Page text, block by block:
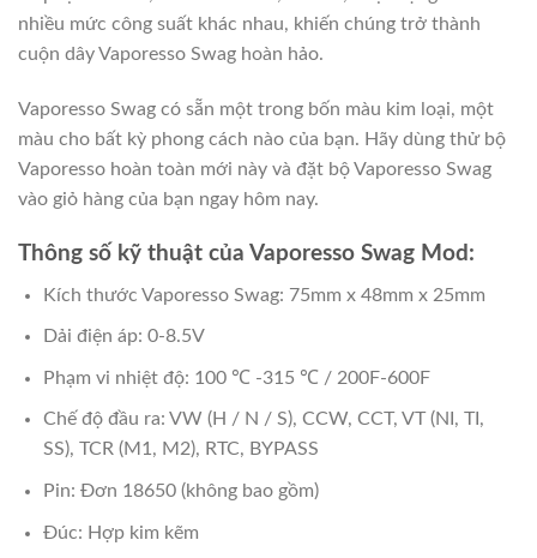
nhiều mức công suất khác nhau, khiến chúng trở thành
cuộn dây Vaporesso Swag hoàn hảo.
Vaporesso Swag có sẵn một trong bốn màu kim loại, một
màu cho bất kỳ phong cách nào của bạn. Hãy dùng thử bộ
Vaporesso hoàn toàn mới này và đặt bộ Vaporesso Swag
vào giỏ hàng của bạn ngay hôm nay.
Thông số kỹ thuật của Vaporesso Swag Mod:
Kích thước Vaporesso Swag: 75mm x 48mm x 25mm
Dải điện áp: 0-8.5V
Phạm vi nhiệt độ: 100 ℃ -315 ℃ / 200F-600F
Chế độ đầu ra: VW (H / N / S), CCW, CCT, VT (NI, TI,
SS), TCR (M1, M2), RTC, BYPASS
Pin: Đơn 18650 (không bao gồm)
Đúc: Hợp kim kẽm